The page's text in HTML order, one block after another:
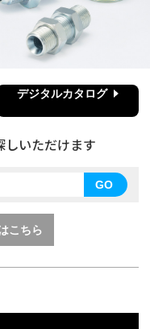
デジタルカタログ
しいただけます
GO
こちら